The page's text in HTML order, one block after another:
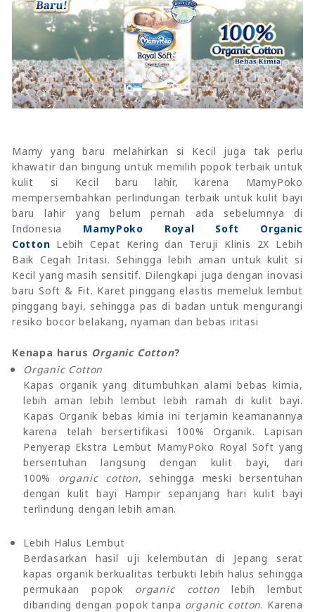
Mamy yang baru melahirkan si Kecil juga tak perlu
khawatir dan bingung untuk memilih popok terbaik untuk
kulit si Kecil baru lahir, karena MamyPoko
mempersembahkan perlindungan terbaik untuk kulit bayi
baru lahir yang belum pernah ada sebelumnya di
Indonesia MamyPoko Royal Soft Organic
Cotton Lebih Cepat Kering dan Teruji Klinis 2X Lebih
Baik Cegah Iritasi. Sehingga lebih aman untuk kulit si
Kecil yang masih sensitif. Dilengkapi juga dengan inovasi
baru Soft & Fit. Karet pinggang elastis memeluk lembut
pinggang bayi, sehingga pas di badan untuk mengurangi
resiko bocor belakang, nyaman dan bebas iritasi
Kenapa harus Organic Cotton?
Organic Cotton
Kapas organik yang ditumbuhkan alami bebas kimia,
lebih aman lebih lembut lebih ramah di kulit bayi.
Kapas Organik bebas kimia ini terjamin keamanannya
karena telah bersertifikasi 100% Organik. Lapisan
Penyerap Ekstra Lembut MamyPoko Royal Soft yang
bersentuhan langsung dengan kulit bayi, dari
100% organic cotton, sehingga meski bersentuhan
dengan kulit bayi Hampir sepanjang hari kulit bayi
terlindung dengan lebih aman.
Lebih Halus Lembut
Berdasarkan hasil uji kelembutan di Jepang serat
kapas organik berkualitas terbukti lebih halus sehingga
permukaan popok organic cotton lebih lembut
dibanding dengan popok tanpa organic cotton. Karena